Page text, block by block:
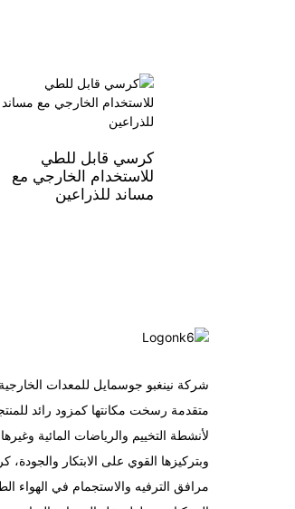
كرسي قابل للطي
للاستخدام الخارجي مع
مساند للذراعين
شركة نينغبو جوسمايل للمعدات
متقدمة رسخت مكانتها كمزود رائد
لأنشطة التخييم والرياضات المائية
وبتركيزها القوي على الابتكار
مرافق الترفيه والاستجمام في الهواء